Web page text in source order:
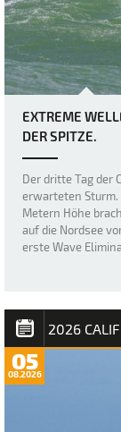
EXTREME
DER SPITZE.
Der dritte Tag der
erwarteten Sturm.
Metern Höhe
auf die Nordsee
erste Wave
2026
05
08.2026